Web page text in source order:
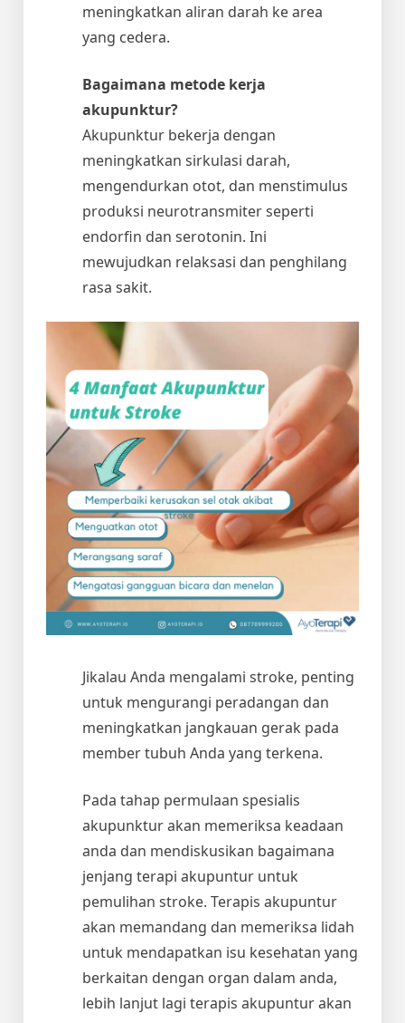
meningkatkan aliran darah ke area
yang cedera.
Bagaimana metode kerja
akupunktur?
Akupunktur bekerja dengan
meningkatkan sirkulasi darah,
mengendurkan otot, dan menstimulus
produksi neurotransmiter seperti
endorfin dan serotonin. Ini
mewujudkan relaksasi dan penghilang
rasa sakit.
Jikalau Anda mengalami stroke, penting
untuk mengurangi peradangan dan
meningkatkan jangkauan gerak pada
member tubuh Anda yang terkena.
Pada tahap permulaan spesialis
akupunktur akan memeriksa keadaan
anda dan mendiskusikan bagaimana
jenjang terapi akupuntur untuk
pemulihan stroke. Terapis akupuntur
akan memandang dan memeriksa lidah
untuk mendapatkan isu kesehatan yang
berkaitan dengan organ dalam anda,
lebih lanjut lagi terapis akupuntur akan